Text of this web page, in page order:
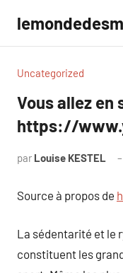
contenu
Uncategorized
Vous allez en
https://
par Louise KESTEL
Source à propos de
La sédentarité et le
constituent les